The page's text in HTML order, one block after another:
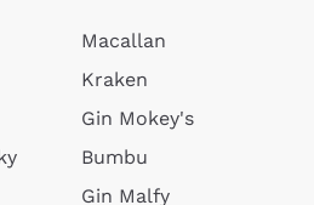
Macallan
Kraken
Gin Mokey's
Bumbu
Gin Malfy